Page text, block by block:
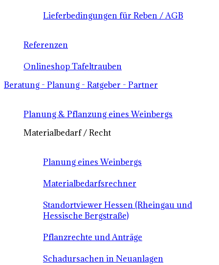
Lieferbedingungen für Reben / AGB
Referenzen
Onlineshop Tafeltrauben
Beratung - Planung - Ratgeber - Partner
Planung & Pflanzung eines Weinbergs
Materialbedarf / Recht
Planung eines Weinbergs
Materialbedarfsrechner
Standortviewer Hessen (Rheingau und
Hessische Bergstraße)
Pflanzrechte und Anträge
Schadursachen in Neuanlagen